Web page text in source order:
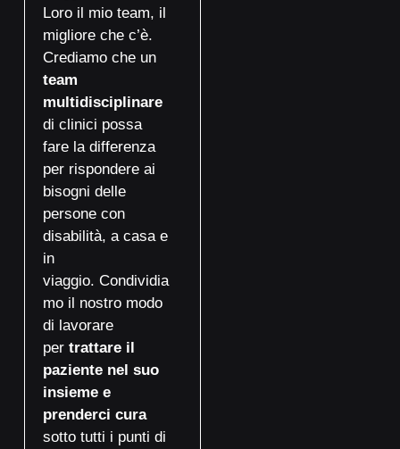
Loro il mio team, il
migliore che c’è.
Crediamo che un
team
multidisciplinare
di clinici possa
fare la differenza
per rispondere ai
bisogni delle
persone con
disabilità, a casa e
in
viaggio. Condividia
mo il nostro modo
di lavorare
per trattare il
paziente nel suo
insieme e
prenderci cura
sotto tutti i punti di